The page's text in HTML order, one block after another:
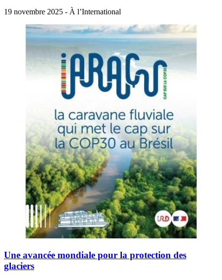
19 novembre 2025 - À l’International
Une avancée mondiale pour la protection des
glaciers